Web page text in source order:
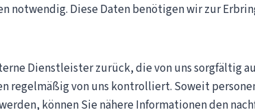
notwendig. Diese Daten benötigen wir zur
Dienstleister zurück, die von uns sorgfältig
regelmäßig von uns kontrolliert. Soweit
können Sie nähere Informationen den